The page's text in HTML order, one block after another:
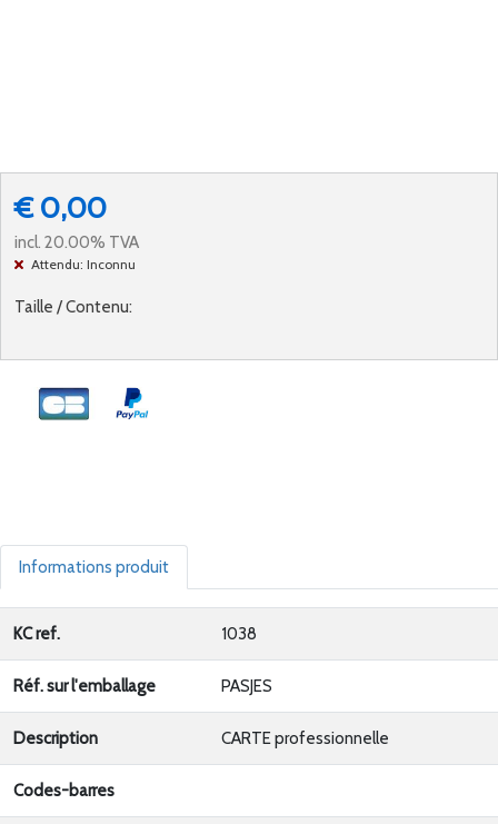
Taille / Contenu:
€ 0,00
incl. 20.00% TVA
Attendu: Inconnu
Informations produit
KC ref. 1038
Réf. sur l'emballage PASJES
Description CARTE professionnelle
Codes-barres